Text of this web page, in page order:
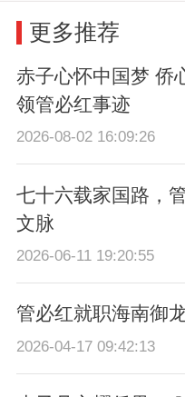
更多推荐
赤子心怀中国梦
领管必红事迹
2026-08-02 16:09:26
七十六载家国路，
文脉
2026-06-11 19:20:55
管必红就职海南御
2026-04-17 09:42:13